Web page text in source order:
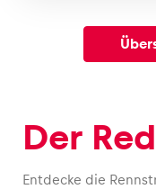
Der
Entdecke die